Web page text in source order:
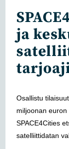
ja
Osallistu
miljoonan
SPACE4Cities
satelliittidatan